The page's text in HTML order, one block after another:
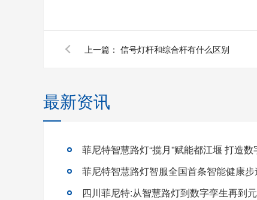
上一篇： 信号灯杆和综合杆有什么区别
最新资讯
菲尼特智慧路灯智服全国首条智能健康
四川菲尼特:从智慧路灯到数字孪生再到